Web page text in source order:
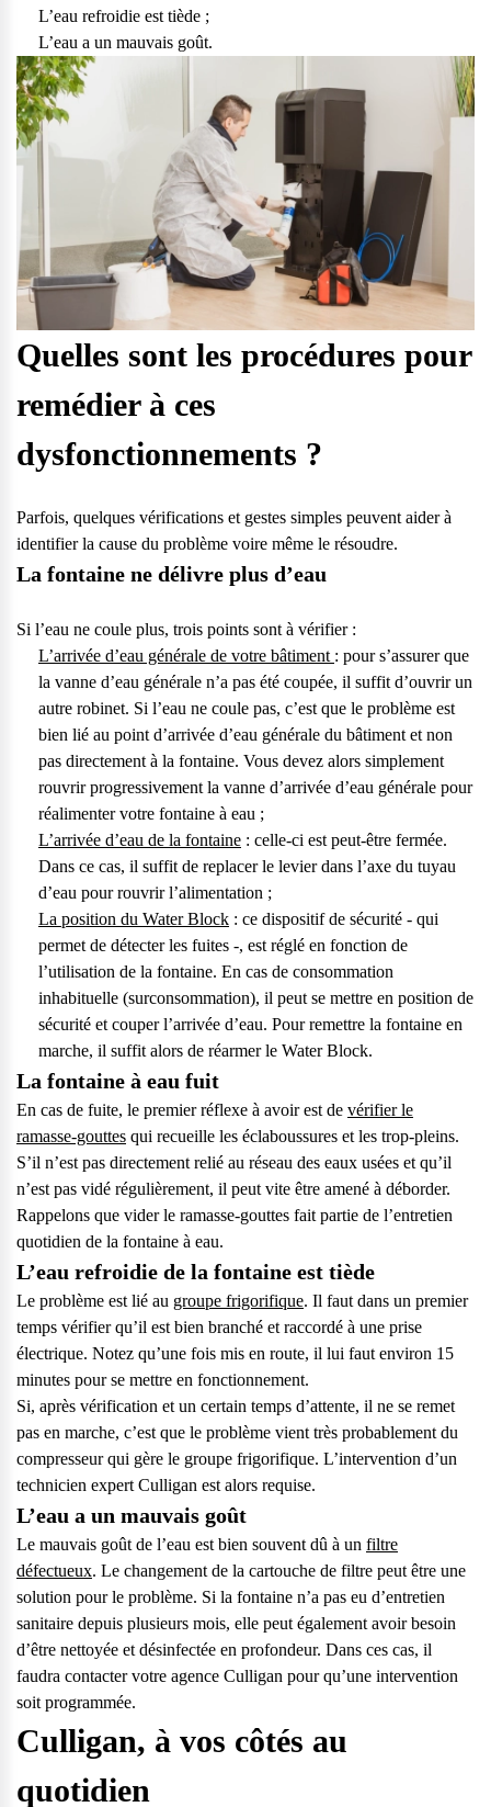
L’eau refroidie est tiède ;
L’eau a un mauvais goût.
Quelles sont les procédures pour
remédier à ces
dysfonctionnements ?
Parfois, quelques vérifications et gestes simples peuvent aider à
identifier la cause du problème voire même le résoudre.
La fontaine ne délivre plus d’eau
Si l’eau ne coule plus, trois points sont à vérifier :
L’arrivée d’eau générale de votre bâtiment : pour s’assurer que
la vanne d’eau générale n’a pas été coupée, il suffit d’ouvrir un
autre robinet. Si l’eau ne coule pas, c’est que le problème est
bien lié au point d’arrivée d’eau générale du bâtiment et non
pas directement à la fontaine. Vous devez alors simplement
rouvrir progressivement la vanne d’arrivée d’eau générale pour
réalimenter votre fontaine à eau ;
L’arrivée d’eau de la fontaine : celle-ci est peut-être fermée.
Dans ce cas, il suffit de replacer le levier dans l’axe du tuyau
d’eau pour rouvrir l’alimentation ;
La position du Water Block : ce dispositif de sécurité - qui
permet de détecter les fuites -, est réglé en fonction de
l’utilisation de la fontaine. En cas de consommation
inhabituelle (surconsommation), il peut se mettre en position de
sécurité et couper l’arrivée d’eau. Pour remettre la fontaine en
marche, il suffit alors de réarmer le Water Block.
La fontaine à eau fuit
En cas de fuite, le premier réflexe à avoir est de vérifier le
ramasse-gouttes qui recueille les éclaboussures et les trop-pleins.
S’il n’est pas directement relié au réseau des eaux usées et qu’il
n’est pas vidé régulièrement, il peut vite être amené à déborder.
Rappelons que vider le ramasse-gouttes fait partie de l’entretien
quotidien de la fontaine à eau.
L’eau refroidie de la fontaine est tiède
Le problème est lié au groupe frigorifique. Il faut dans un premier
temps vérifier qu’il est bien branché et raccordé à une prise
électrique. Notez qu’une fois mis en route, il lui faut environ 15
minutes pour se mettre en fonctionnement.
Si, après vérification et un certain temps d’attente, il ne se remet
pas en marche, c’est que le problème vient très probablement du
compresseur qui gère le groupe frigorifique. L’intervention d’un
technicien expert Culligan est alors requise.
L’eau a un mauvais goût
Le mauvais goût de l’eau est bien souvent dû à un filtre
défectueux. Le changement de la cartouche de filtre peut être une
solution pour le problème. Si la fontaine n’a pas eu d’entretien
sanitaire depuis plusieurs mois, elle peut également avoir besoin
d’être nettoyée et désinfectée en profondeur. Dans ces cas, il
faudra contacter votre agence Culligan pour qu’une intervention
soit programmée.
Culligan, à vos côtés au
quotidien
de votre matériel ? Culligan est là pour vous
Contactez notre service client